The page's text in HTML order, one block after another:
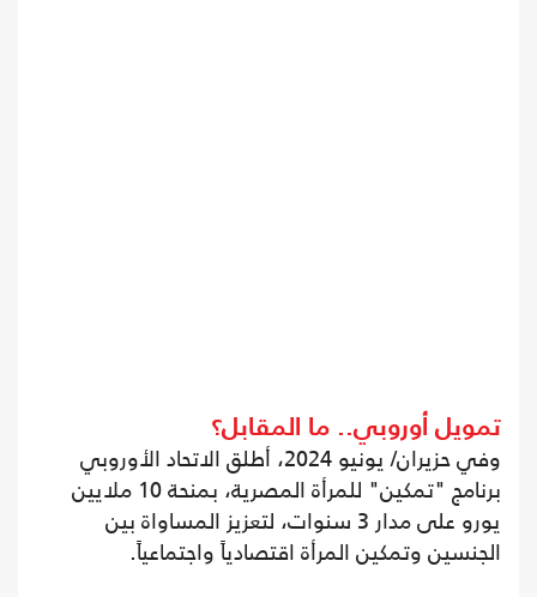
تمويل أوروبي.. ما المقابل؟
وفي حزيران/ يونيو 2024، أطلق الاتحاد الأوروبي
برنامج "تمكين" للمرأة المصرية، بمنحة 10 ملايين
يورو على مدار 3 سنوات، لتعزيز المساواة بين
الجنسين وتمكين المرأة اقتصادياً واجتماعياً.